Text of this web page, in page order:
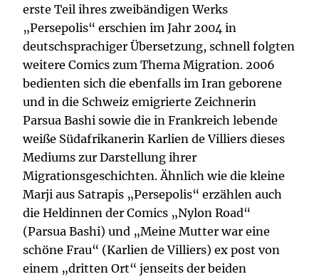
erste Teil ihres zweibändigen Werks
„Persepolis“ erschien im Jahr 2004 in
deutschsprachiger Übersetzung, schnell folgten
weitere Comics zum Thema Migration. 2006
bedienten sich die ebenfalls im Iran geborene
und in die Schweiz emigrierte Zeichnerin
Parsua Bashi sowie die in Frankreich lebende
weiße Südafrikanerin Karlien de Villiers dieses
Mediums zur Darstellung ihrer
Migrationsgeschichten. Ähnlich wie die kleine
Marji aus Satrapis „Persepolis“ erzählen auch
die Heldinnen der Comics „Nylon Road“
(Parsua Bashi) und „Meine Mutter war eine
schöne Frau“ (Karlien de Villiers) ex post von
einem „dritten Ort“ jenseits der beiden